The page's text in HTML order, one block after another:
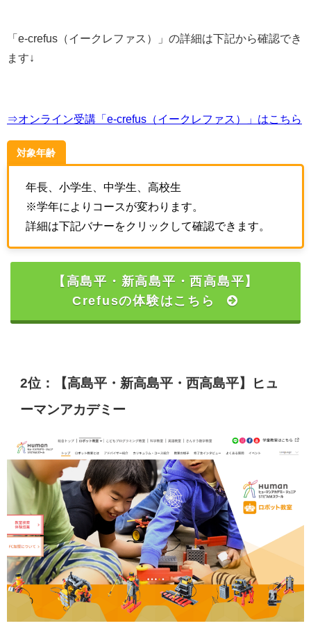
「 e-crefus（イークレファス）
」の詳細は下記から確認でき
ます↓
⇒オンライン受講「e-crefus（イークレファス）」はこちら
対象年齢
年長、小学生、中学生、高校生
※学年によりコースが変わります。
詳細は下記バナーをクリックして確認できます。
【高島平・新高島平・西高島平】
Crefusの体験はこちら
2位：【高島平・新高島平・西高島平】ヒュ
ーマンアカデミー